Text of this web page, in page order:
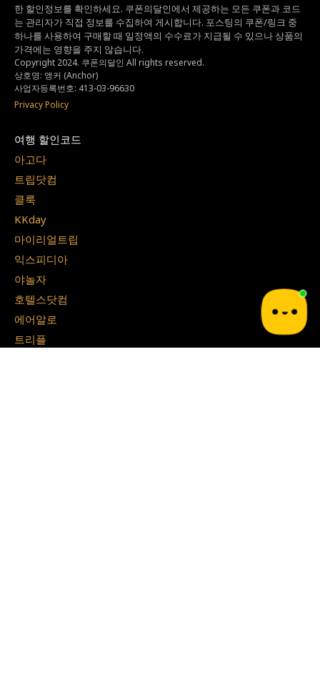
한 할인정보를 확인하세요. 쿠폰의달인에서 제공하는 모든 쿠폰과 코드
는 관리자가 직접 정보를 수집하여 게시합니다. 포스팅의 쿠폰/링크 중
하나를 사용하여 구매할 때 일정액의 수수료가 지급될 수 있으나상품의
가격에는 영향을 주지 않습니다.
Copyright 2024. 쿠폰의달인 All rights reserved.
상호명: 앵커 (Anchor)
사업자등록번호: 413-03-96630
Privacy Policy
여행 할인코드
아고다
트립닷컴
클룩
KKday
마이리얼트립
익스피디아
야놀자
호텔스닷컴
에어알로
트리플